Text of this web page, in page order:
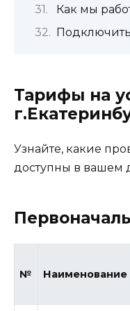
Как мы
Тарифы на
Узнайте, какие
доступны в вашем
№ Наименование